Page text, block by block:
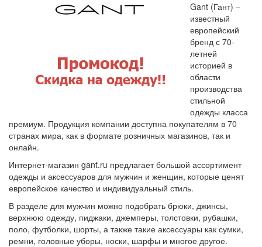
Gant (Гант) –
известный
европейский
бренд с 70-
летней
историей в
области
производства
стильной
одежды класса
премиум. Продукция компании доступна покупателям в 70
странах мира, как в формате розничных магазинов, так и
онлайн.
Интернет-магазин gant.ru предлагает большой ассортимент
одежды и аксессуаров для мужчин и женщин, которые ценят
европейское качество и индивидуальный стиль.
В разделе для мужчин можно подобрать брюки, джинсы,
верхнюю одежду, пиджаки, джемперы, толстовки, рубашки,
поло, футболки, шорты, а также такие аксессуары как сумки,
ремни, головные уборы, носки, шарфы и многое другое.